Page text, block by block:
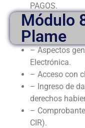
PAGOS.
Módulo
Plame
– Aspectos
Electrónica.
– Acceso con
– Ingreso de
derechos
–
CIR).